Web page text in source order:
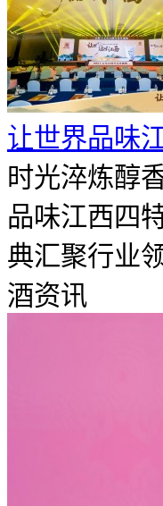
让世界品味
时光淬炼醇
品味江西四
典汇聚行业
酒资讯